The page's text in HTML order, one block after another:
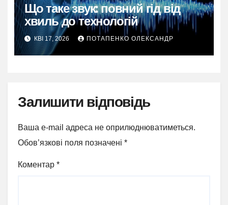
Що таке звук: повний гід від
хвиль до технологій
КВІ 17, 2026 ПОТАПЕНКО ОЛЕКСАНДР
Залишити відповідь
Ваша e-mail адреса не оприлюднюватиметься.
Обов’язкові поля позначені *
Коментар *